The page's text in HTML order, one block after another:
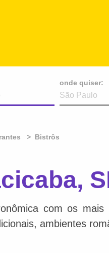
onde quiser:
Bistrôs
com os
ambientes